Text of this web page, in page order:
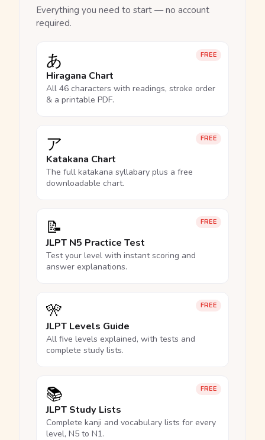
Everything you need to start — no account
required.
FREE
あ
Hiragana Chart
All 46 characters with readings, stroke order
& a printable PDF.
FREE
ア
Katakana Chart
The full katakana syllabary plus a free
downloadable chart.
FREE
📝
JLPT N5 Practice Test
Test your level with instant scoring and
answer explanations.
FREE
🎌
JLPT Levels Guide
All five levels explained, with tests and
complete study lists.
FREE
📚
JLPT Study Lists
Complete kanji and vocabulary lists for every
level, N5 to N1.